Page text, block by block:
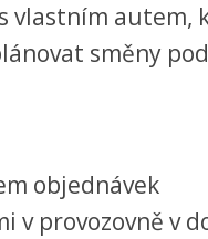
vlastním autem,
směny
objednávek
v provozovně v